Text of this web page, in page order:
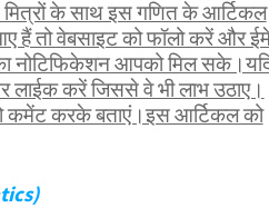
मित्रों के साथ इस गणित के आर्टिकल
हैं तो वेबसाइट को फॉलो करें और
नोटिफिकेशन आपको मिल
करें जिससे वे भी लाभ उठाए।
कमेंट करके बताएं।इस आर्टिकल को